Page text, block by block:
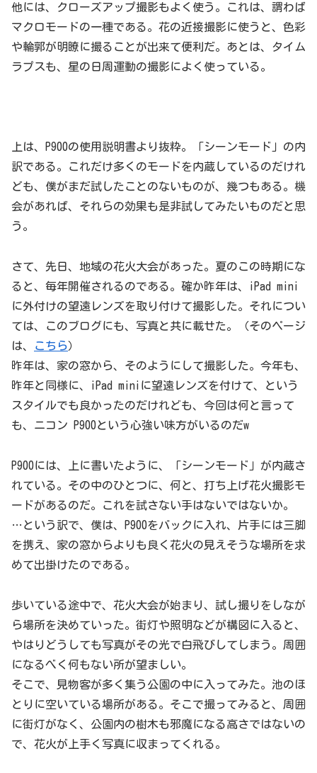
他には、クローズアップ撮影もよく使う。これは、謂わば
マクロモードの一種である。花の近接撮影に使うと、色彩
や輪郭が明瞭に撮ることが出来て便利だ。あとは、タイム
ラプスも、星の日周運動の撮影によく使っている。
上は、P900の使用説明書より抜粋。「シーンモード」の内
訳である。これだけ多くのモードを内蔵しているのだけれ
ども、僕がまだ試したことのないものが、幾つもある。機
会があれば、それらの効果も是非試してみたいものだと思
う。
さて、先日、地域の花火大会があった。夏のこの時期にな
ると、毎年開催されるのである。確か昨年は、iPad mini
に外付けの望遠レンズを取り付けて撮影した。それについ
ては、このブログにも、写真と共に載せた。（そのページ
は、
こちら）
昨年は、家の窓から、そのようにして撮影した。今年も、
昨年と同様に、iPad miniに望遠レンズを付けて、という
スタイルでも良かったのだけれども、今回は何と言って
も、ニコン P900という心強い味方がいるのだw
P900には、上に書いたように、「シーンモード」が内蔵さ
れている。その中のひとつに、何と、打ち上げ花火撮影モ
ードがあるのだ。これを試さない手はないではないか。
…という訳で、僕は、P900をバックに入れ、片手には三脚
を携え、家の窓からよりも良く花火の見えそうな場所を求
めて出掛けたのである。
歩いている途中で、花火大会が始まり、試し撮りをしなが
ら場所を決めていった。街灯や照明などが構図に入ると、
やはりどうしても写真がその光で白飛びしてしまう。周囲
になるべく何もない所が望ましい。
そこで、見物客が多く集う公園の中に入ってみた。池のほ
とりに空いている場所がある。そこで撮ってみると、周囲
に街灯がなく、公園内の樹木も邪魔になる高さではないの
で、花火が上手く写真に収まってくれる。